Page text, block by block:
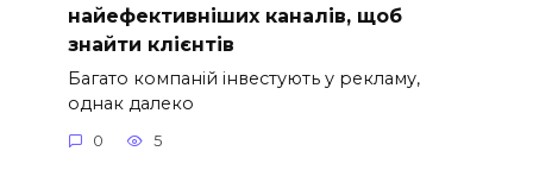
найефективніших каналів, щоб
знайти клієнтів
Багато компаній інвестують у рекламу,
однак далеко
0 5